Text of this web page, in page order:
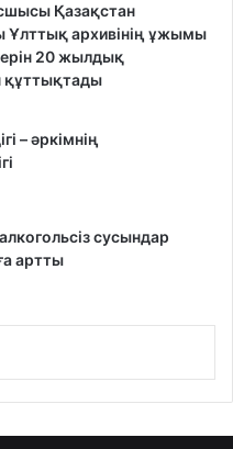
Қазақстан
Ұлттық архивінің ұжымы
20 жылдық
құттықтады
– әркімнің
сусындар
артты